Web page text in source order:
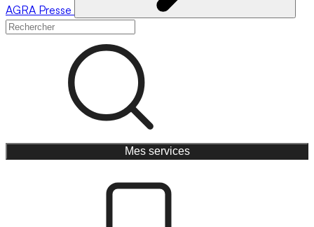
AGRA Presse
Mes services